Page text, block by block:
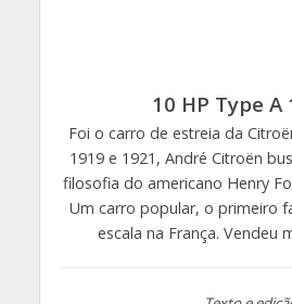
10 HP Type A
Foi o carro de estreia da
1919 e 1921, André Citroën
filosofia do americano Henry
Um carro popular, o primeiro
escala na França. Vendeu